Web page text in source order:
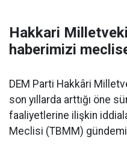
Hakkari
haberimizi
DEM Parti Hakkâri
son yıllarda arttığı öne
faaliyetlerine ilişkin
Meclisi (TBMM)